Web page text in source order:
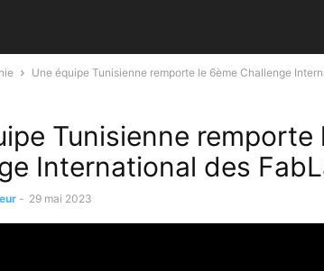
Une équipe Tunisienne remporte le 6ème Challenge
Tunisienne remporte
International des
- 29 mai 2023